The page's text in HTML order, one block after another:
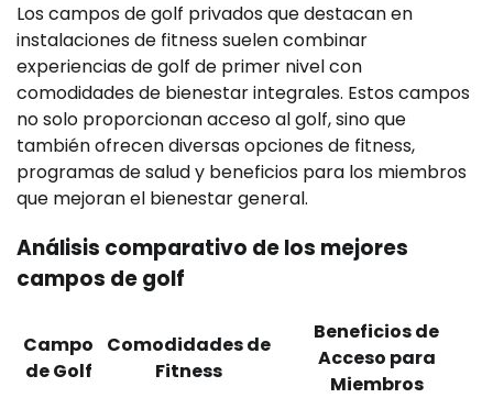
Los campos de golf privados que destacan en
instalaciones de fitness suelen combinar
experiencias de golf de primer nivel con
comodidades de bienestar integrales. Estos campos
no solo proporcionan acceso al golf, sino que
también ofrecen diversas opciones de fitness,
programas de salud y beneficios para los miembros
que mejoran el bienestar general.
Análisis comparativo de los mejores
campos de golf
Campo
de Golf
Comodidades de
Fitness
Beneficios de
Acceso para
Miembros